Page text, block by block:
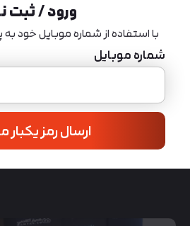
ورود / ثبت
با استفاده از شماره موبایل خود
شماره موبایل
ارسال رمز